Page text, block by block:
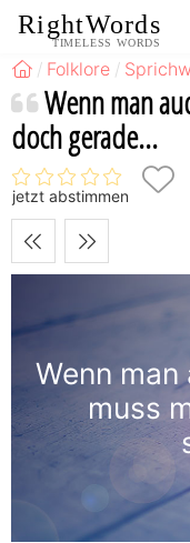
RightWords
TIMELESS WORDS
Folklore
Wenn man
doch gerade...
jetzt abstimmen
Wenn
muss